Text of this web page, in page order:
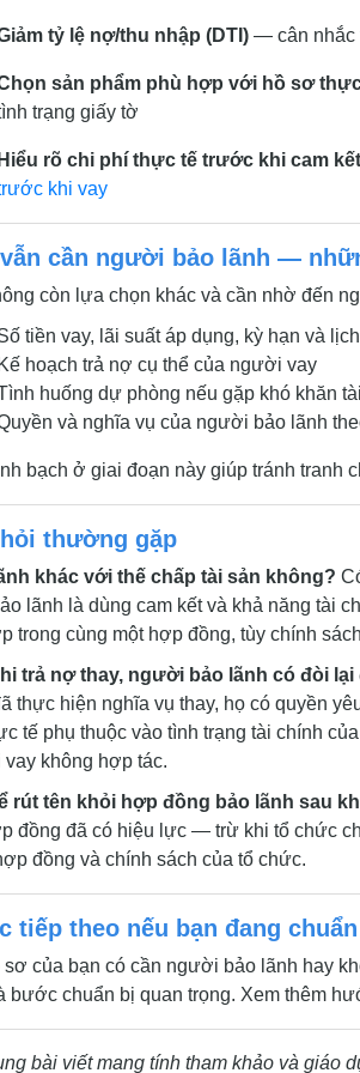
tỷ lệ nợ/thu nhập (DTI) — cân nhắc
sản phẩm phù hợp với hồ sơ
trạng giấy tờ
Hiểu rõ chi phí thực tế trước khi cam kết
khi vay
cần người bảo lãnh —
còn lựa chọn khác và cần nhờ đến
tiền vay, lãi suất áp dụng, kỳ hạn và
Kế hoạch trả nợ cụ thể của người vay
huống dự phòng nếu gặp khó khăn
và nghĩa vụ của người bảo lãnh
bạch ở giai đoạn này giúp tránh tranh
thường gặp
khác với thế chấp tài sản không?
lãnh là dùng cam kết và khả năng tài
trong cùng một hợp đồng, tùy chính
trả nợ thay, người bảo lãnh có đòi
thực hiện nghĩa vụ thay, họ có quyền
tế phụ thuộc vào tình trạng tài chính
không hợp tác.
rút tên khỏi hợp đồng bảo lãnh sau
đồng đã có hiệu lực — trừ khi tổ chức
đồng và chính sách của tổ chức.
tiếp theo nếu bạn đang
sơ của bạn có cần người bảo lãnh hay
bước chuẩn bị quan trọng. Xem thêm
bài viết mang tính tham khảo và giáo